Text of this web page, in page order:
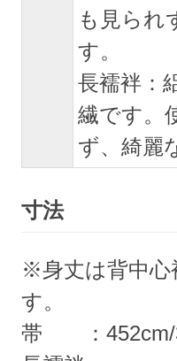
も見られ
す。
長襦袢：
繊です。
ず、綺麗
寸法
※身丈は背中心
す。
帯 ：452cm/